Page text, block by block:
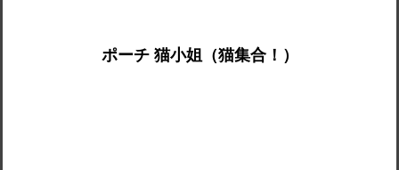
ポーチ 猫小姐（猫集合！）